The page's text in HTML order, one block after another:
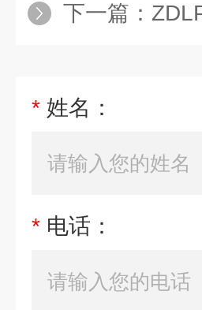
下一篇：
* 姓名：
* 电话：